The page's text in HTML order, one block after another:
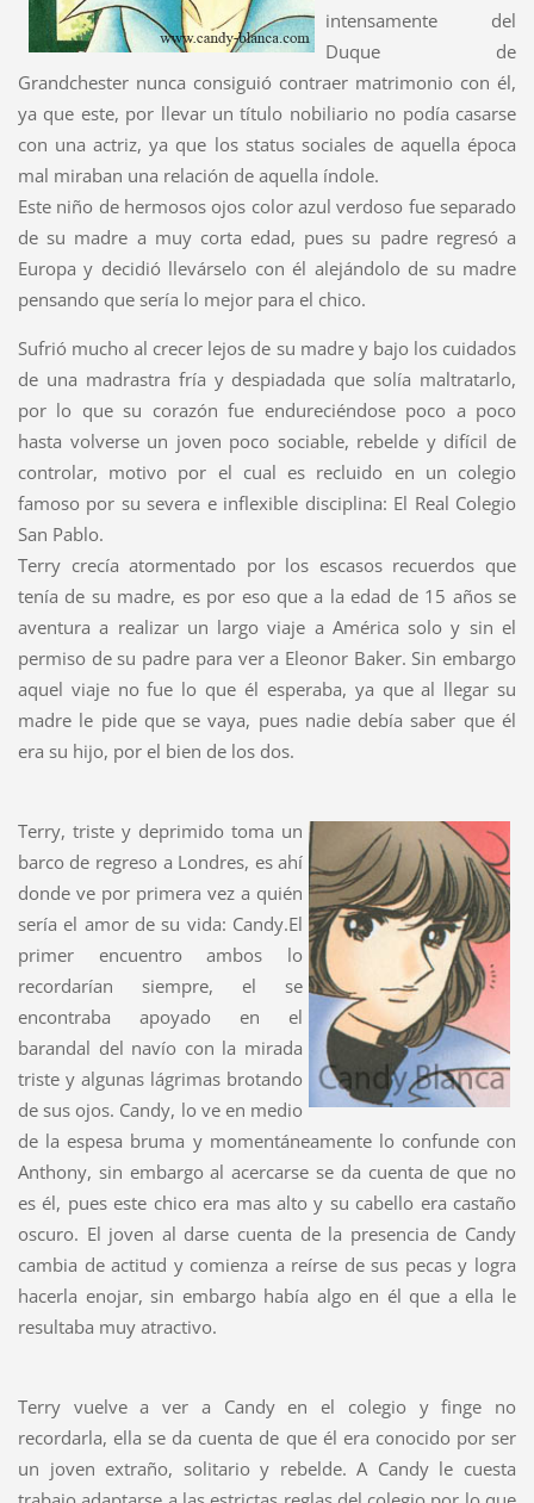
intensamente del
Duque de
Grandchester nunca consiguió contraer matrimonio con él,
ya que este, por llevar un título nobiliario no podía casarse
con una actriz, ya que los status sociales de aquella época
mal miraban una relación de aquella índole.
Este niño de hermosos ojos color azul verdoso fue separado
de su madre a muy corta edad, pues su padre regresó a
Europa y decidió llevárselo con él alejándolo de su madre
pensando que sería lo mejor para el chico.
Sufrió mucho al crecer lejos de su madre y bajo los cuidados
de una madrastra fría y despiadada que solía maltratarlo,
por lo que su corazón fue endureciéndose poco a poco
hasta volverse un joven poco sociable, rebelde y difícil de
controlar, motivo por el cual es recluido en un colegio
famoso por su severa e inflexible disciplina: El Real Colegio
San Pablo.
Terry crecía atormentado por los escasos recuerdos que
tenía de su madre, es por eso que a la edad de 15 años se
aventura a realizar un largo viaje a América solo y sin el
permiso de su padre para ver a Eleonor Baker. Sin embargo
aquel viaje no fue lo que él esperaba, ya que al llegar su
madre le pide que se vaya, pues nadie debía saber que él
era su hijo, por el bien de los dos.
Terry, triste y deprimido toma un
barco de regreso a Londres, es ahí
donde ve por primera vez a quién
sería el amor de su vida: Candy.El
primer encuentro ambos lo
recordarían siempre, el se
encontraba apoyado en el
barandal del navío con la mirada
triste y algunas lágrimas brotando
de sus ojos. Candy, lo ve en medio
de la espesa bruma y momentáneamente lo confunde con
Anthony, sin embargo al acercarse se da cuenta de que no
es él, pues este chico era mas alto y su cabello era castaño
oscuro. El joven al darse cuenta de la presencia de Candy
cambia de actitud y comienza a reírse de sus pecas y logra
hacerla enojar, sin embargo había algo en él que a ella le
resultaba muy atractivo.
Terry vuelve a ver a Candy en el colegio y finge no
recordarla, ella se da cuenta de que él era conocido por ser
un joven extraño, solitario y rebelde. A Candy le cuesta